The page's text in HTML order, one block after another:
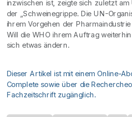
inzwischen ist, zeigte sich zuletzt
der „Schweinegrippe. Die UN-
ihrem Vorgehen der
Will die WHO ihrem Auftrag
sich etwas ändern.
Dieser Artikel ist mit einem Online-
Complete sowie über die
Fachzeitschrift zugänglich.